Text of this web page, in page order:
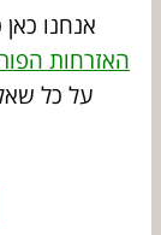
אנחנו
האזרחות
על כל